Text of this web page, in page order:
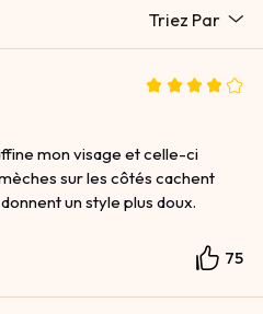
Triez Par
mon visage et celle-ci
sur les côtés cachent
un style plus doux.
75